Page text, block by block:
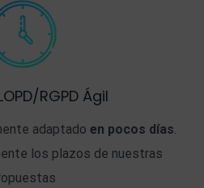
RGPD Ágil
adaptado en pocos días.
los plazos de nuestras